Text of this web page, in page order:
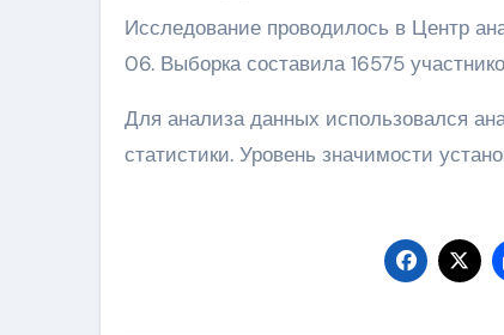
Исследование проводилось в Центр
06. Выборка составила 16575
Для анализа данных использовался
статистики. Уровень значимости